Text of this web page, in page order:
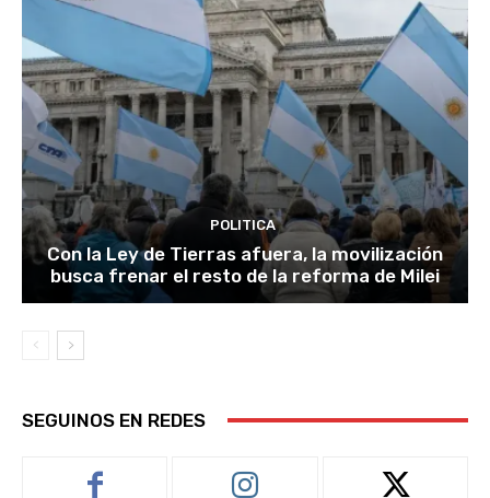
POLITICA
Con la Ley de Tierras afuera, la movilización
busca frenar el resto de la reforma de Milei
SEGUINOS EN REDES